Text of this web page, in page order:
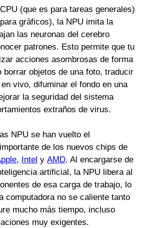
(que es para tareas generales)
gráficos), la NPU imita la
las neuronas del cerebro
patrones. Esto permite que tu
acciones asombrosas de forma
borrar objetos de una foto, traducir
vivo, difuminar el fondo en una
la seguridad del sistema
extraños de virus.
NPU se han vuelto el
de los nuevos chips de
, Intel yAMD. Al encargarse de
artificial, la NPU libera al
de esa carga de trabajo, lo
computadora no se caliente tanto
mucho más tiempo, incluso
muy exigentes.